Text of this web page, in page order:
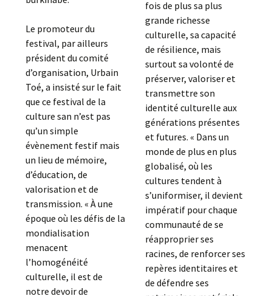
Le promoteur du
festival, par ailleurs
président du comité
d’organisation, Urbain
Toé, a insisté sur le fait
que ce festival de la
culture san n’est pas
qu’un simple
évènement festif mais
un lieu de mémoire,
d’éducation, de
valorisation et de
transmission. « À une
époque où les défis de la
mondialisation
menacent
l’homogénéité
culturelle, il est de
notre devoir de
fois de plus sa plus
grande richesse
culturelle, sa capacité
de résilience, mais
surtout sa volonté de
préserver, valoriser et
transmettre son
identité culturelle aux
générations présentes
et futures. « Dans un
monde de plus en plus
globalisé, où les
cultures tendent à
s’uniformiser, il devient
impératif pour chaque
communauté de se
réapproprier ses
racines, de renforcer ses
repères identitaires et
de défendre ses